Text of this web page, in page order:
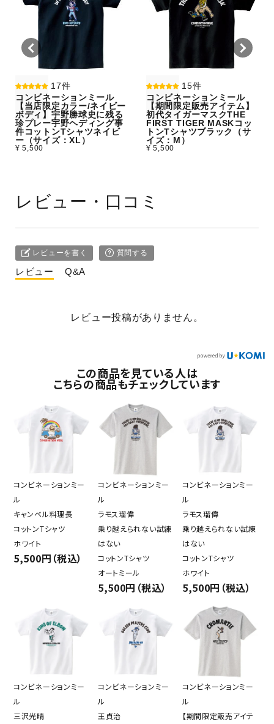
17件
コンビネーションミール
【当店限定カラー/ネイビー
ボディ】宇野勝球史に残る
珍プレー宇野ヘディング事
件コットンTシャツネイビ
ー（サイズ：XL）
¥ 5,500
15件
コンビネーションミール
【期間限定販売アイテム】
初代タイガーマスクTHE
FIRST TIGER MASKコッ
トンTシャツブラック（サ
イズ：M）
¥ 5,500
レビュー・口コミ
レビューを書く 質問する
レビュー Q&A
レビュー投稿がありません。
この商品を見ている人は
こちらの商品もチェックしています
コンビネーションミー
ル
キャンベル料理長
コットンTシャツ
ホワイト
5,500円（税込）
コンビネーションミー
ル
ラモス瑠偉
乗り越えられない試練
はない
コットンTシャツ
オートミール
5,500円（税込）
コンビネーションミー
ル
ラモス瑠偉
乗り越えられない試練
はない
コットンTシャツ
ホワイト
5,500円（税込）
コンビネーションミー
ル
三沢光晴
コンビネーションミー
ル
王貞治
コンビネーションミー
ル
【期間限定販売アイテ